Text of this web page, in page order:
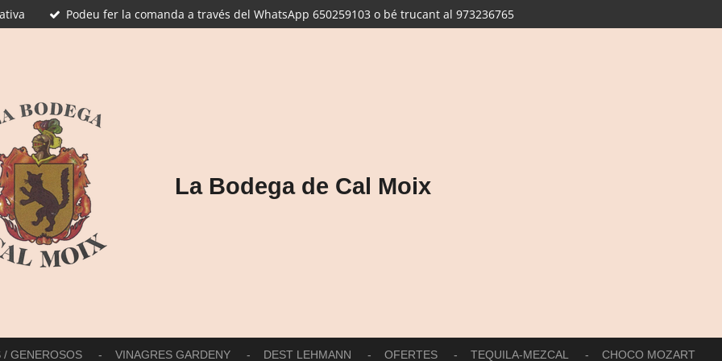
Podeu fer la comanda a través del WhatsApp 650259103 o bé trucant al 973236765
La Bodega de Cal Moix
/ GENEROSOS VINAGRES GARDENY DEST LEHMANN OFERTES TEQUILA-MEZCAL CHOCO MOZART